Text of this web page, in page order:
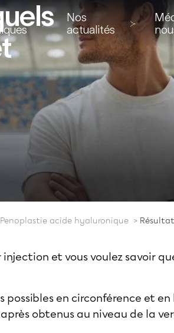
Nos
actualités
Penoplastie acide hyaluronique
et vous voulez savoir
en circonférence et en
obtenus au niveau de la